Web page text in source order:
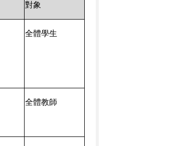
對象
全體學生
全體教師